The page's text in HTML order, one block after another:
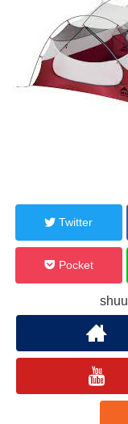
Twitter
Pocket